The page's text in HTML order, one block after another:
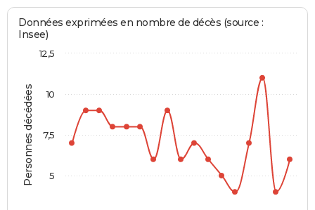
Personnes décédées
Données exprimées en nombre de décès (source :
Insee)
10
5
7,5
12,5